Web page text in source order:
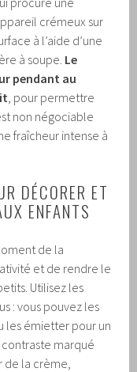
crémeux sur
à l’aide d’une
à soupe. Le
pendant au
, pour permettre
non négociable
fraîcheur intense à
DÉCORER ET
ENFANTS
de la
et de rendre le
Utilisez les
: vous pouvez les
les émietter pour un
contraste marqué
la crème,